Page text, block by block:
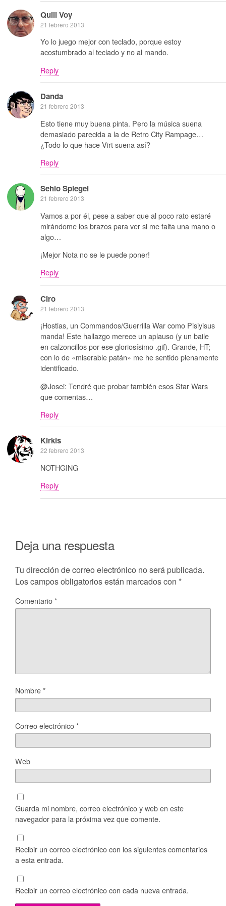
Quill Voy
21 febrero 2013
Yo lo juego mejor con teclado, porque estoy
acostumbrado al teclado y no al mando.
Reply
Danda
21 febrero 2013
Esto tiene muy buena pinta. Pero la música suena
demasiado parecida a la de Retro City Rampage…
¿Todo lo que hace Virt suena así?
Reply
Sehio Spiegel
21 febrero 2013
Vamos a por él, pese a saber que al poco rato estaré
mirándome los brazos para ver si me falta una mano o
algo…
¡Mejor Nota no se le puede poner!
Reply
Ciro
21 febrero 2013
¡Hostias, un Commandos/Guerrilla War como Pisiyisus
manda! Este hallazgo merece un aplauso (y un baile
en calzoncillos por ese gloriosísimo .gif). Grande, HT;
con lo de «miserable patán» me he sentido plenamente
identificado.
@Josei: Tendré que probar también esos Star Wars
que comentas…
Reply
Kirkis
22 febrero 2013
NOTHGING
Reply
Deja una respuesta
Tu dirección de correo electrónico no será publicada.
Los campos obligatorios están marcados con *
Comentario*
Nombre*
Correo electrónico*
Web
Guarda mi nombre, correo electrónico y web en este
navegador para la próxima vez que comente.
Recibir un correo electrónico con los siguientes comentarios
a esta entrada.
Recibir un correo electrónico con cada nueva entrada.